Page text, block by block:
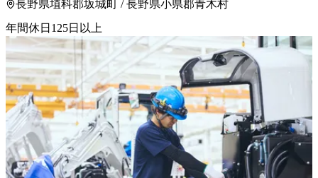
長野県埴科郡坂城町 / 長野県小県郡青木村
年間休日125日以上